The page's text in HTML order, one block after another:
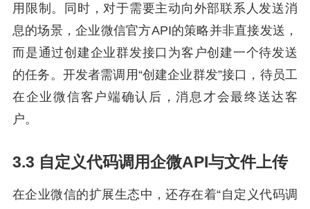
用限制。同时，对于需要主动向外部联系人发送消
息的场景，企业微信官方API的策略并非直接发送，
而是通过创建企业群发接口为客户创建一个待发送
的任务。开发者需调用“创建企业群发”接口，待员工
在企业微信客户端确认后，消息才会最终送达客
户。
3.3 自定义代码调用企微API与文件上传
在企业微信的扩展生态中，还存在着“自定义代码调